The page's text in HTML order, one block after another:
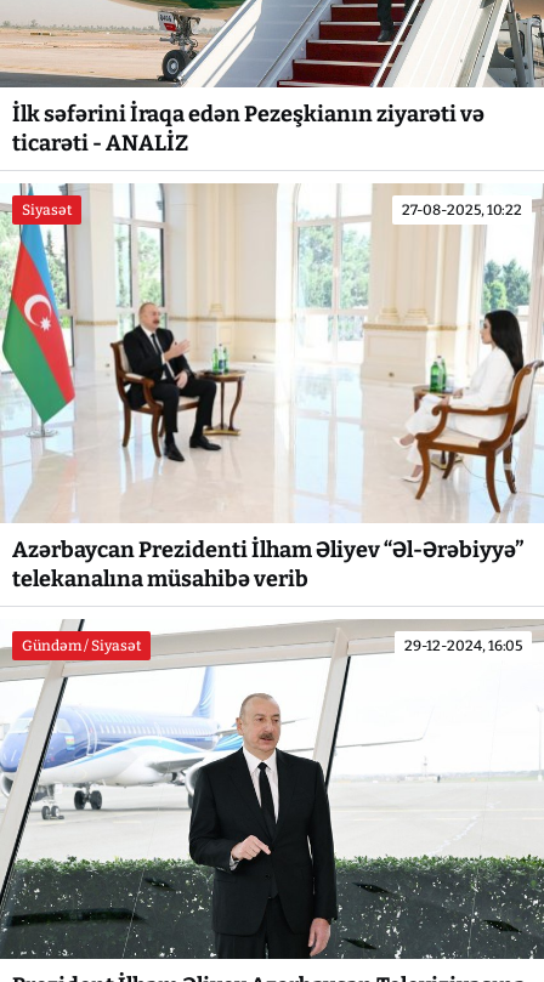
İlk səfərini İraqa edən Pezeşkianın ziyarəti və
ticarəti - ANALİZ
Siyasət 27-08-2025, 10:22
Azərbaycan Prezidenti İlham Əliyev “Əl-Ərəbiyyə”
telekanalına müsahibə verib
Gündəm / Siyasət 29-12-2024, 16:05